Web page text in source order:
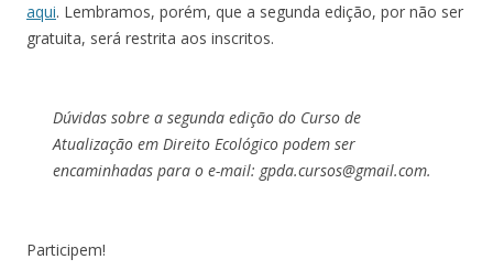
aqui. Lembramos, porém, que a segunda edição, por não ser
gratuita, será restrita aos inscritos.
Dúvidas sobre a segunda edição do Curso de
Atualização em Direito Ecológico podem ser
encaminhadas para o e-mail: gpda.cursos@gmail.com.
Participem!